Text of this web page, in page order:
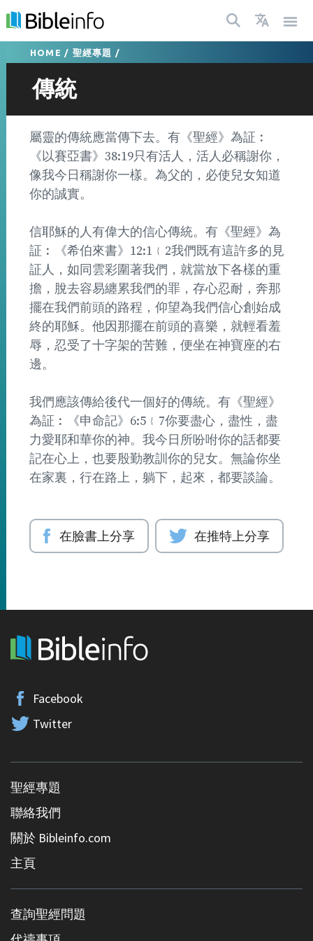
HOME / 聖經專題 /
傳統
屬靈的傳統應當傳下去。有《聖經》為証︰
《以賽亞書》38:19只有活人，活人必稱謝你，
像我今日稱謝你一樣。為父的，必使兒女知道
你的誠實。
信耶穌的人有偉大的信心傳統。有《聖經》為
証︰《希伯來書》12:1﹛2我們既有這許多的見
証人，如同雲彩圍著我們，就當放下各樣的重
擔，脫去容易纏累我們的罪，存心忍耐，奔那
擺在我們前頭的路程，仰望為我們信心創始成
終的耶穌。他因那擺在前頭的喜樂，就輕看羞
辱，忍受了十字架的苦難，便坐在神寶座的右
邊。
我們應該傳給後代一個好的傳統。有《聖經》
為証︰《申命記》6:5﹛7你要盡心，盡性，盡
力愛耶和華你的神。我今日所吩咐你的話都要
記在心上，也要殷勤教訓你的兒女。無論你坐
在家裏，行在路上，躺下，起來，都要談論。
在臉書上分享 在推特上分享
Facebook
Twitter
聖經專題
聯絡我們
關於 Bibleinfo.com
主頁
查詢聖經問題